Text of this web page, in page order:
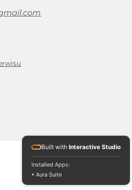
Built with Interactive Studio
Installed Apps:
• Aura Suite